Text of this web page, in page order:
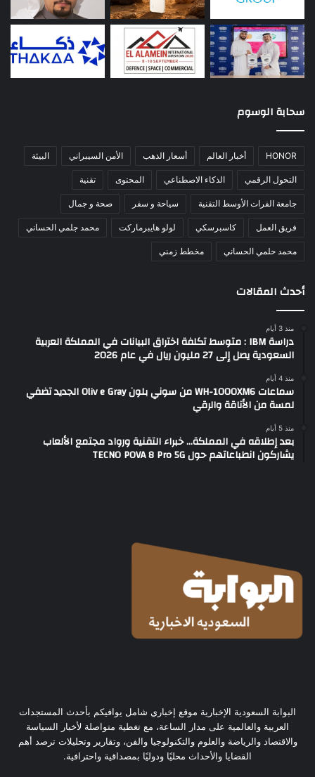
سحابة الوسوم
HONOR أخبار العالم أسعار الذهب الأمن السيبراني البيئة
التحول الرقمي الذكاء الاصطناعي المحتوى تقنية
جامعة الفرات الأوسط التقنية سياحة و سفر صحة و جمال
فريق العمل كاسبرسكي لولو هايبرماركت محمد جلمي الحساني
محمد حلمي الحساني مخطط زمني
أحدث المقالات
منذ 3 أيام
دراسة IBM : متوسط تكلفة اختراق البيانات في المملكة العربية
السعودية يصل إلى 27 مليون ريال في عام 2026
منذ 4 أيام
سماعات WH-1000XM6 من سوني بلون Oliv e Gray الجديد تضفي
لمسة من الأناقة والرقي
منذ 5 أيام
بعد إطلاقه في المملكة… خبراء التقنية ورواد مجتمع الألعاب
يشاركون انطباعاتهم حول TECNO POVA 8 Pro 5G
البوابة السعودية الإخبارية موقع إخباري شامل يوافيكم بأحدث المستجدات
العربية والعالمية على مدار الساعة، مع تغطية متواصلة لأخبار السياسة
والاقتصاد والرياضة والعلوم والتكنولوجيا والفن، وتقارير وتحليلات ترصد أهم
القضايا والأحداث محليًا ودوليًا بمصداقية واحترافية.